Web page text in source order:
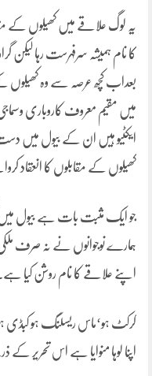
یہ لوگ علاقے میں کھیلوں کے
کا نام ہمیشہ سرفہرست رہا
بعداب کچھ عرصہ سے وہ
میں مقیم معروف کاروباری
ایکٹیو ہیں ان کے بیول میں
کھیلوں کے مقابلوں کا انعقاد
جو ایک مثبت بات ہے بیول
ہمارے نوجوانوں نے نہ صرف
اپنے علاقے کا نام روشن کیا ہے۔
کرکٹ ہو‘ماس ریسلنگ ہو کبڈی
اپنا لوہا منوایا ہے اس تحریر کے